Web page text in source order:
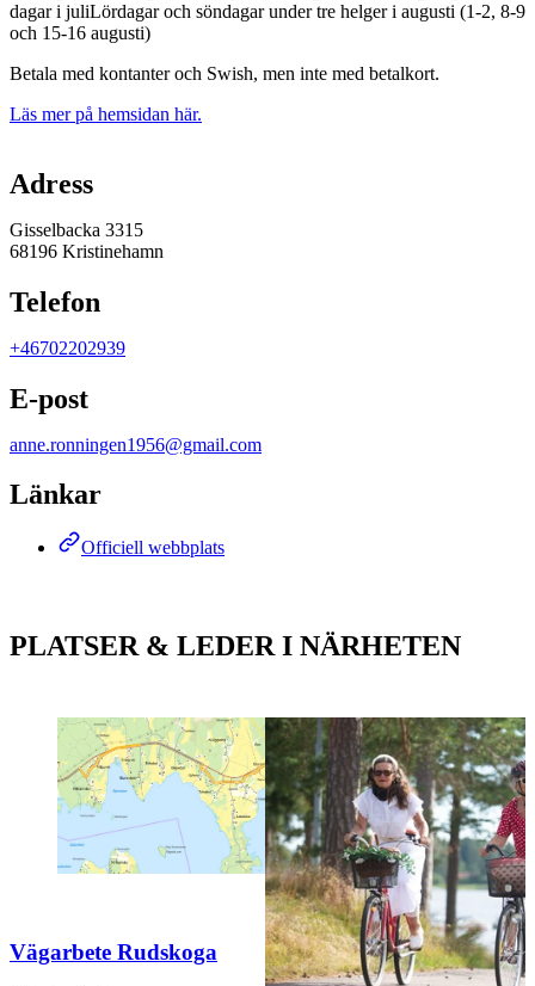
dagar i juliLördagar och söndagar under tre helger i augusti (1-2, 8-9
och 15-16 augusti)
Betala med kontanter och Swish, men inte med betalkort.
Läs mer på hemsidan här.
Adress
Gisselbacka 3315
68196 Kristinehamn
Telefon
+46702202939
E-post
anne.ronningen1956@gmail.com
Länkar
Officiell webbplats
PLATSER & LEDER I NÄRHETEN
Vägarbete Rudskoga